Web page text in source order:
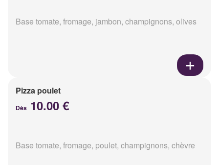
Base tomate, fromage, jambon, champignons, olives
Pizza poulet
Dès 10.00 €
Base tomate, fromage, poulet, champignons, chèvre